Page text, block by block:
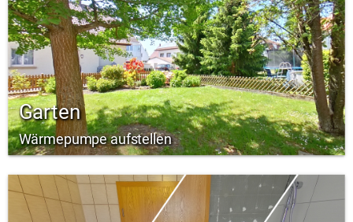
Garten
Wärmepumpe aufstellen